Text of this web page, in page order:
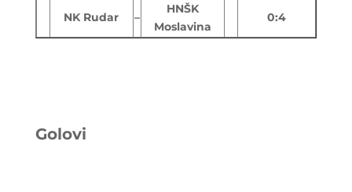
NK Rudar –
HNŠK
Moslavina
0:4
Golovi